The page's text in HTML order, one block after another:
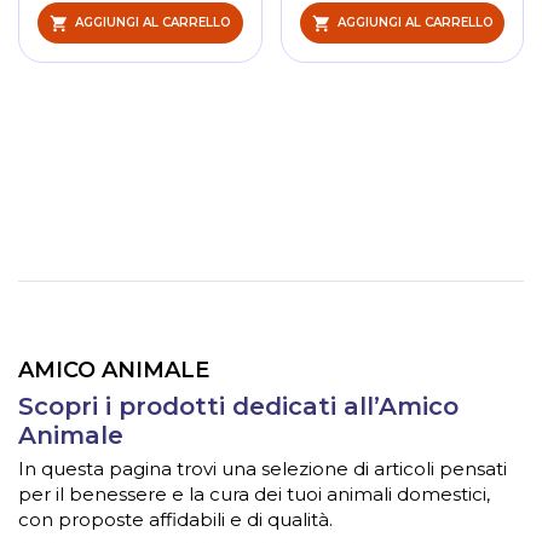
AGGIUNGI AL CARRELLO AGGIUNGI AL CARRELLO
AMICO ANIMALE
Scopri i prodotti dedicati all’Amico
Animale
In questa pagina trovi una selezione di articoli pensati
per il benessere e la cura dei tuoi animali domestici,
con proposte affidabili e di qualità.